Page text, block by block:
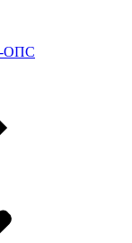
ОПС